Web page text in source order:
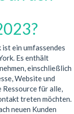
ein umfassendes
Es enthält
einschließlich
Website und
für alle,
treten möchten.
neuen Kunden